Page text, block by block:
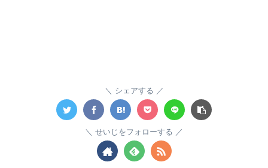
シェアする
せいじをフォローする